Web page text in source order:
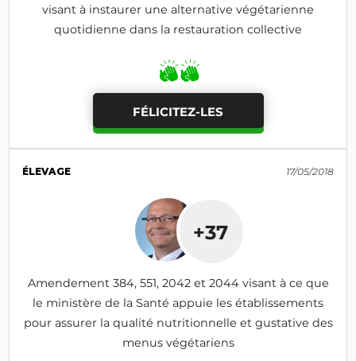
visant à instaurer une alternative végétarienne
quotidienne dans la restauration collective
FÉLICITEZ-LES
ÉLEVAGE 17/05/2018
+37
Amendement 384, 551, 2042 et 2044 visant à ce que
le ministère de la Santé appuie les établissements
pour assurer la qualité nutritionnelle et gustative des
menus végétariens